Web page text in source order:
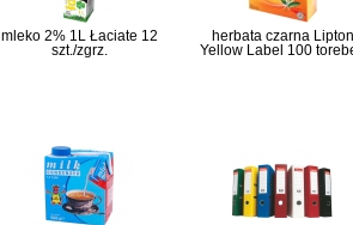
mleko 2% 1L Łaciate 12
szt./zgrz.
herbata czarna Lipton
Yellow Label 100